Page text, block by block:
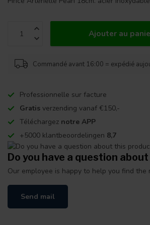
Ajouter au
Commandé avant 16:00 = expédié
Professionnelle sur facture
Gratis verzending vanaf €150,-
Téléchargez notre APP
+5000 klantbeoordelingen 8,7
Do you have a question
Our employee is happy to help you find the
Send mail